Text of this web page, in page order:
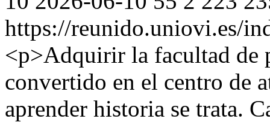
https://reunido.uniovi.es/
<p>Adquirir la facultad de
convertido en el centro de
aprender historia se trata.